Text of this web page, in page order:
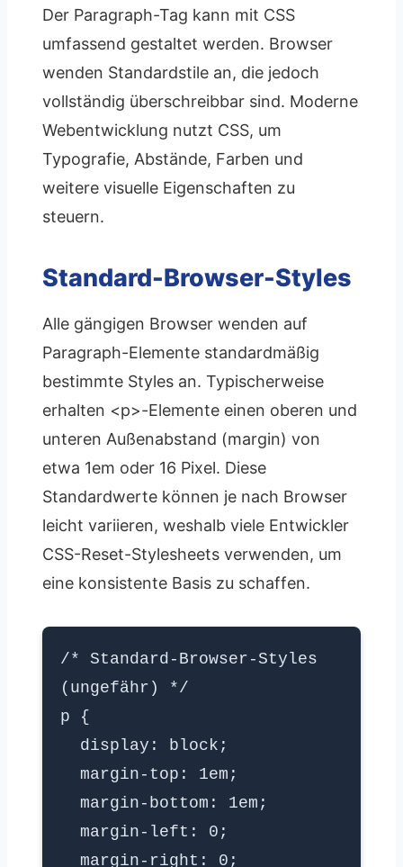
Der Paragraph-Tag kann mit CSS
umfassend gestaltet werden. Browser
wenden Standardstile an, die jedoch
vollständig überschreibbar sind. Moderne
Webentwicklung nutzt CSS, um
Typografie, Abstände, Farben und
weitere visuelle Eigenschaften zu
steuern.
Standard-Browser-Styles
Alle gängigen Browser wenden auf
Paragraph-Elemente standardmäßig
bestimmte Styles an. Typischerweise
erhalten <p>-Elemente einen oberen und
unteren Außenabstand (margin) von
etwa 1em oder 16 Pixel. Diese
Standardwerte können je nach Browser
leicht variieren, weshalb viele Entwickler
CSS-Reset-Stylesheets verwenden, um
eine konsistente Basis zu schaffen.
/* Standard-Browser-Styles
(ungefähr) */
p {
display: block;
margin-top: 1em;
margin-bottom: 1em;
margin-left: 0;
margin-right: 0;